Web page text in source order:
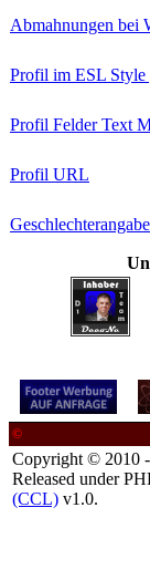
Abmahnungen bei
Profil im ESL Style
Profil Felder Text
Profil URL
©
Copyright © 2010
Released under
(CCL) v1.0.